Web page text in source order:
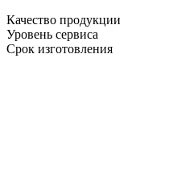
Качество продукции
Уровень сервиса
Срок изготовления